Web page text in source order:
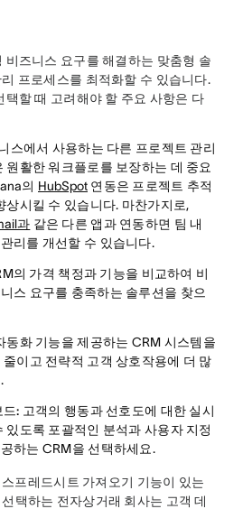
비즈니스 요구를 해결하는 맞춤형 솔
프로세스를 최적화할 수 있습니다.
택할 때 고려해야 할 주요 사항은 다
스에서 사용하는 다른 프로젝트 관리
원활한 워크플로를 보장하는 데 중요
의 HubSpot 연동은 프로젝트 추적
상시킬 수 있습니다. 마찬가지로,
과 같은 다른 앱과 연동하면 팀 내
리를 개선할 수 있습니다.
의 가격 책정과 기능을 비교하여 비
스 요구를 충족하는 솔루션을 찾으
동화 기능을 제공하는 CRM 시스템을
이고 전략적 고객 상호작용에 더 많
드: 고객의 행동과 선호도에 대한 실시
있도록 포괄적인 분석과 사용자 지정
하는 CRM을 선택하세요.
프레드시트 가져오기 기능이 있는
택하는 전자상거래 회사는 고객 데